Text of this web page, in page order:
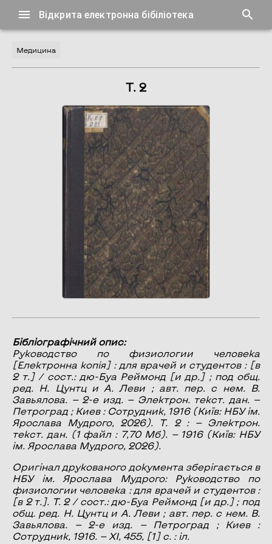
Відкрита електронна бібіліотека
Медицина
Т. 2
Бібліографічний опис:
Руководство по физиологии человека
[Електронна копія] : для врачей и студентов : [в
2 т.] / сост.: дю-Буа Реймонд [и др.] ; под общ.
ред. Н. Цунтц и А. Леви ; авт. пер. с нем. В.
Завьялова. — 2-е изд. — Электрон. текст. дан. —
Петроград ; Киев : Сотрудник, 1916 (Київ: НБУ ім.
Ярослава Мудрого, 2026). Т. 2 : — Электрон.
текст. дан. (1 файл : 7,70 Мб). — 1916 (Київ: НБУ
ім. Ярослава Мудрого, 2026).
Оригінал друкованого документа зберігається в
НБУ ім. Ярослава Мудрого: Руководство по
физиологии человека : для врачей и студентов :
[в 2 т.]. Т. 2 / сост.: дю-Буа Реймонд [и др.] ; под
общ. ред. Н. Цунтц и А. Леви ; авт. пер. с нем. В.
Завьялова. — 2-е изд. — Петроград ; Киев :
Сотрудник, 1916. — XI, 455, [1] с. : іл.